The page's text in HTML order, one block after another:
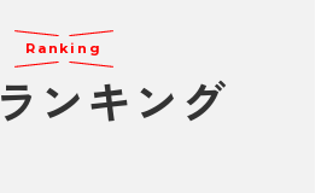
Ranking
ランキング